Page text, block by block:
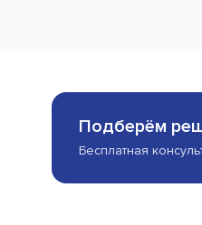
Подберём
Бесплатная